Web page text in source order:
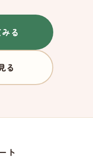
る
る
ト